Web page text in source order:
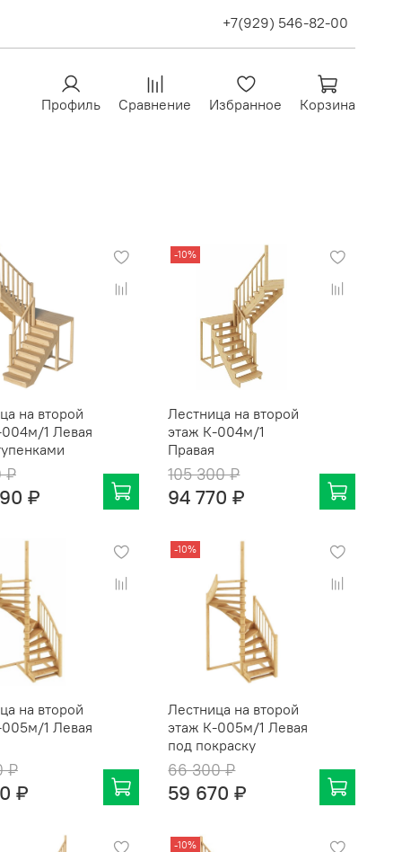
+7(929) 546-82-00
Профиль Сравнение Избранное Корзина
на второй
1 Левая
₽
₽
-10%
Лестница на второй
этаж К-004м/1
Правая
105 300 ₽
94 770 ₽
на второй
1 Левая
₽
₽
-10%
Лестница на второй
этаж К-005м/1 Левая
под покраску
66 300 ₽
59 670 ₽
-10%